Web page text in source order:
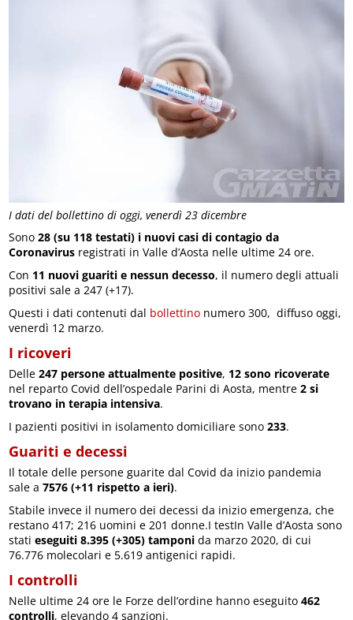
I dati del bollettino di oggi, venerdì 23 dicembre
Sono28 (su 118 testati) i nuovi casi di contagio da
Coronavirus registrati in Valle d’Aosta nelle ultime 24 ore.
Con 11 nuovi guariti e nessun decesso, il numero degli attuali
positivi sale a 247 (+17).
Questi i dati contenuti dal bollettino numero 300, diffuso oggi,
venerdì 12 marzo.
I ricoveri
Delle247 persone attualmente positive, 12 sono ricoverate
nel reparto Covid dell’ospedale Parini di Aosta, mentre2 si
trovano in terapia intensiva.
I pazienti positivi in isolamento domiciliare sono233.
Guariti e decessi
Il totale delle persone guarite dal Covid da inizio pandemia
sale a 7576 (+11 rispetto a ieri).
Stabile invece il numero dei decessi da inizio emergenza, che
restano 417; 216 uomini e 201 donne.I testIn Valle d’Aosta sono
statieseguiti 8.395 (+305) tamponi da marzo 2020, di cui
76.776 molecolari e 5.619 antigenici rapidi.
I controlli
Nelle ultime 24 ore le Forze dell’ordine hanno eseguito462
controlli, elevando 4 sanzioni.